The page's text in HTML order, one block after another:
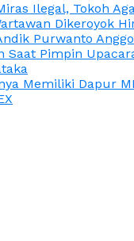
Ilegal, Tokoh
Dikeroyok
Purwanto
Pimpin
Memiliki Dapur